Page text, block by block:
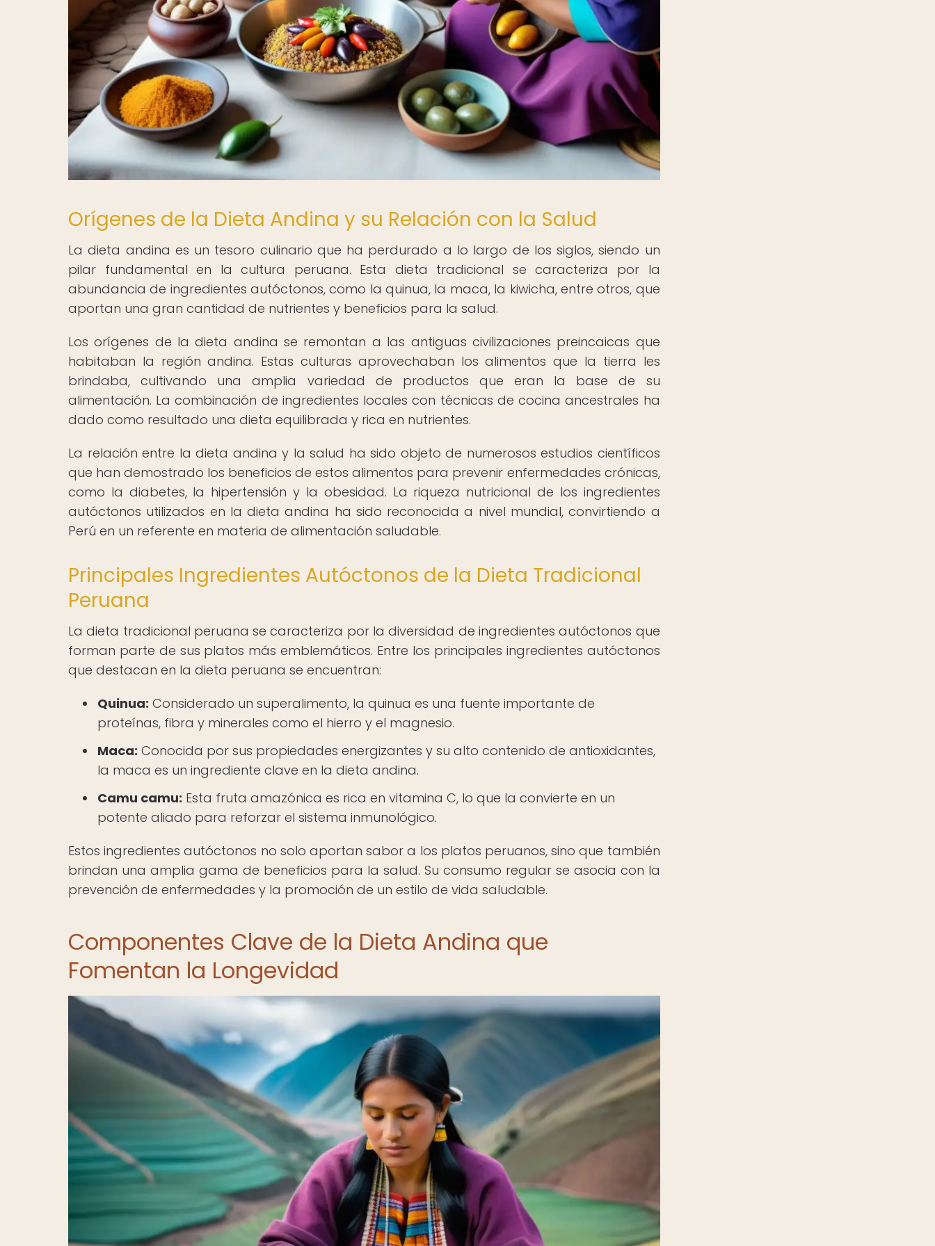
Orígenes de la Dieta Andina y su Relación con la Salud
La dieta andina es un tesoro culinario que ha perdurado a lo largo de los siglos, siendo un
pilar fundamental en la cultura peruana. Esta dieta tradicional se caracteriza por la
abundancia de ingredientes autóctonos, como la quinua, la maca, la kiwicha, entre otros, que
aportan una gran cantidad de nutrientes y beneficios para la salud.
Los orígenes de la dieta andina se remontan a las antiguas civilizaciones preincaicas que
habitaban la región andina. Estas culturas aprovechaban los alimentos que la tierra les
brindaba, cultivando una amplia variedad de productos que eran la base de su
alimentación. La combinación de ingredientes locales con técnicas de cocina ancestrales ha
dado como resultado una dieta equilibrada y rica en nutrientes.
La relación entre la dieta andina y la salud ha sido objeto de numerosos estudios científicos
que han demostrado los beneficios de estos alimentos para prevenir enfermedades crónicas,
como la diabetes, la hipertensión y la obesidad. La riqueza nutricional de los ingredientes
autóctonos utilizados en la dieta andina ha sido reconocida a nivel mundial, convirtiendo a
Perú en un referente en materia de alimentación saludable.
Principales Ingredientes Autóctonos de la Dieta Tradicional
Peruana
La dieta tradicional peruana se caracteriza por la diversidad de ingredientes autóctonos que
forman parte de sus platos más emblemáticos. Entre los principales ingredientes autóctonos
que destacan en la dieta peruana se encuentran:
Quinua: Considerado un superalimento, la quinua es una fuente importante de
proteínas, fibra y minerales como el hierro y el magnesio.
Maca: Conocida por sus propiedades energizantes y su alto contenido de antioxidantes,
la maca es un ingrediente clave en la dieta andina.
Camu camu: Esta fruta amazónica es rica en vitamina C, lo que la convierte en un
potente aliado para reforzar el sistema inmunológico.
Estos ingredientes autóctonos no solo aportan sabor a los platos peruanos, sino que también
brindan una amplia gama de beneficios para la salud. Su consumo regular se asocia con la
prevención de enfermedades y la promoción de un estilo de vida saludable.
Componentes Clave de la Dieta Andina que
Fomentan la Longevidad